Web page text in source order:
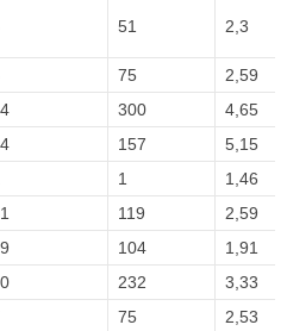
51 2,3
75
2,59
300
4,65
157
5,15
1
1,46
119
2,59
104
1,91
232
3,33
75
2,53